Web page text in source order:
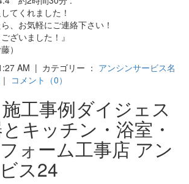
てくれました！
、お気軽にご連絡下さい！
ざいました！』
）
AM | カテゴリー ： アンシンサービス名
｜ コメント（0）
工事例ダイジェス
キッチン・浴室・
ォーム工事店 アン
ス24